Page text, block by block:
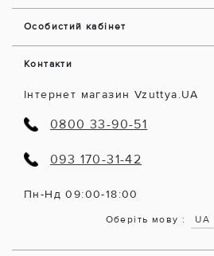
Особистий кабінет
Контакти
Інтернет магазин Vzuttya.UA
0800 33-90-51
093 170-31-42
Пн-Нд 09:00-18:00
Оберіть мову : UA